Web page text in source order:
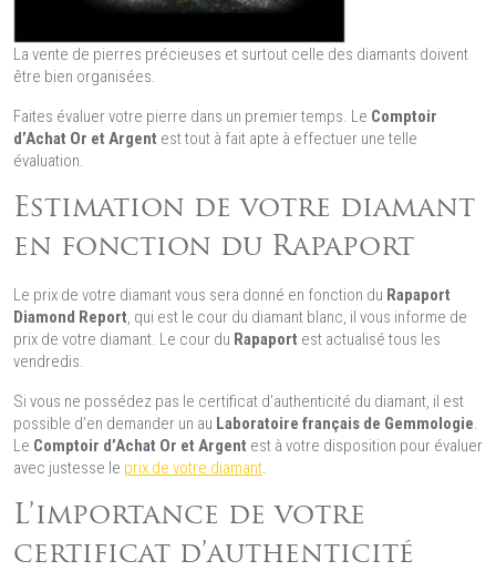
La vente de pierres précieuses et surtout celle des diamants doivent
être bien organisées.
Faites évaluer votre pierre dans un premier temps. Le Comptoir
d’Achat Or et Argent est tout à fait apte à effectuer une telle
évaluation.
Estimation de votre diamant
en fonction du Rapaport
Le prix de votre diamant vous sera donné en fonction du Rapaport
Diamond Report, qui est le cour du diamant blanc, il vous informe de
prix de votre diamant. Le cour du Rapaport est actualisé tous les
vendredis.
Si vous ne possédez pas le certificat d’authenticité du diamant, il est
possible d’en demander un au Laboratoire français de Gemmologie.
Le Comptoir d’Achat Or et Argent est à votre disposition pour évaluer
avec justesse le prix de votre diamant.
L’importance de votre
certificat d’authenticité